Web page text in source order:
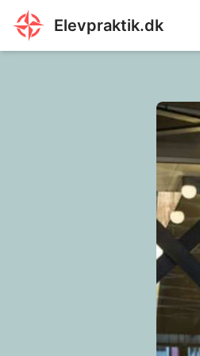
Elevpraktik.dk